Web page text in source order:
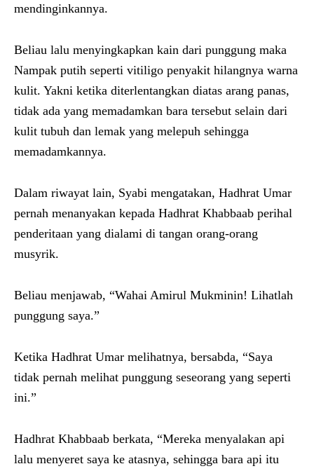
mendinginkannya.
Beliau lalu menyingkapkan kain dari punggung maka
Nampak putih seperti vitiligo penyakit hilangnya warna
kulit. Yakni ketika diterlentangkan diatas arang panas,
tidak ada yang memadamkan bara tersebut selain dari
kulit tubuh dan lemak yang melepuh sehingga
memadamkannya.
Dalam riwayat lain, Syabi mengatakan, Hadhrat Umar
pernah menanyakan kepada Hadhrat Khabbaab perihal
penderitaan yang dialami di tangan orang-orang
musyrik.
Beliau menjawab, “Wahai Amirul Mukminin! Lihatlah
punggung saya.”
Ketika Hadhrat Umar melihatnya, bersabda, “Saya
tidak pernah melihat punggung seseorang yang seperti
ini.”
Hadhrat Khabbaab berkata, “Mereka menyalakan api
lalu menyeret saya ke atasnya, sehingga bara api itu